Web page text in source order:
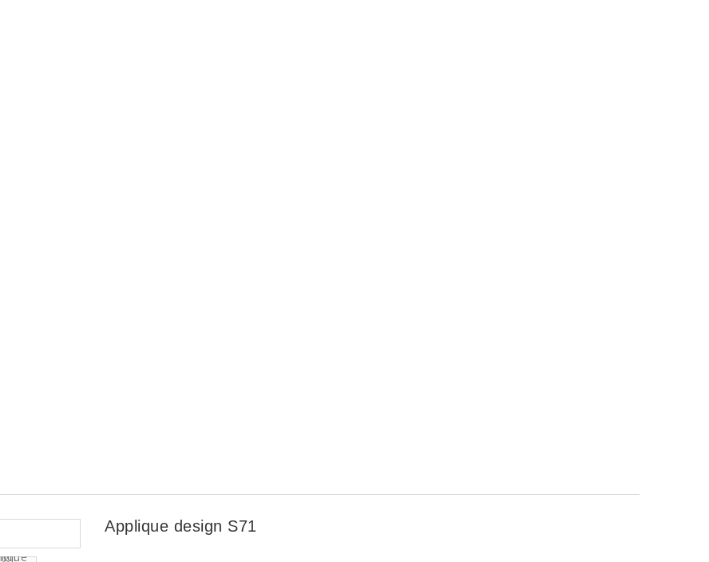
Applique design S71